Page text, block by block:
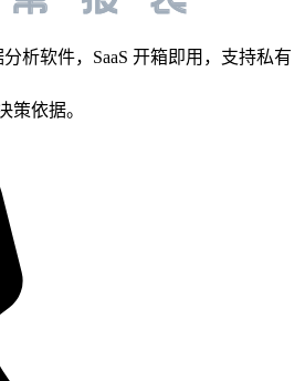
析软件，SaaS 开箱即用，支持私有
策依据。